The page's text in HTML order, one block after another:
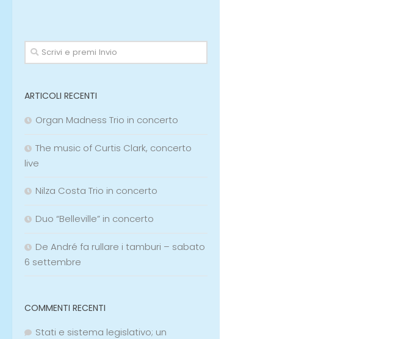
ARTICOLI RECENTI
Organ Madness Trio in concerto
The music of Curtis Clark, concerto
live
Nilza Costa Trio in concerto
Duo “Belleville” in concerto
De André fa rullare i tamburi – sabato
6 settembre
COMMENTI RECENTI
Stati e sistema legislativo; un